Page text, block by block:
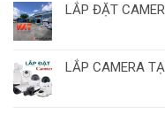
LẮP ĐẶT
LẮP CAMERA